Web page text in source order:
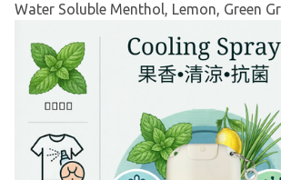
Water Soluble Menthol, Lemon, Green